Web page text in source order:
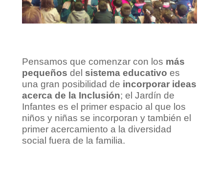
Pensamos que comenzar con los más
pequeños del sistema educativo es
una gran posibilidad de incorporar ideas
acerca de la Inclusión; el Jardín de
Infantes es el primer espacio al que los
niños y niñas se incorporan y también el
primer acercamiento a la diversidad
social fuera de la familia.